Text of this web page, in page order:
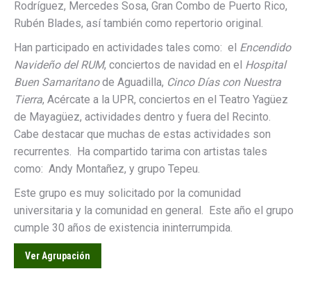
Rodríguez, Mercedes Sosa, Gran Combo de Puerto Rico,
Rubén Blades, así también como repertorio original.
Han participado en actividades tales como: el Encendido
Navideño del RUM, conciertos de navidad en el Hospital
Buen Samaritanode Aguadilla, Cinco Días con Nuestra
Tierra, Acércate a la UPR, conciertos en el Teatro Yagüez
de Mayagüez, actividades dentro y fuera del Recinto.
Cabe destacar que muchas de estas actividades son
recurrentes. Ha compartido tarima con artistas tales
como: Andy Montañez, y grupo Tepeu.
Este grupo es muy solicitado por la comunidad
universitaria y la comunidad en general. Este año el grupo
cumple 30 años de existencia ininterrumpida.
Ver Agrupación